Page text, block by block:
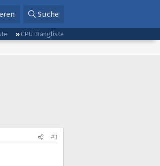
Suche
CPU-Rangliste
#1